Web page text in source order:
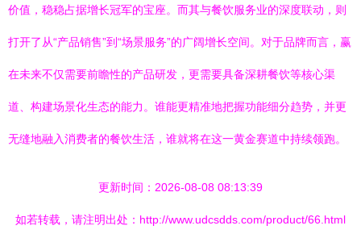
价值，稳稳占据增长冠军的宝座。而其与餐饮服务业的深度联动，则
打开了从“产品销售”到“场景服务”的广阔增长空间。对于品牌而言，赢
在未来不仅需要前瞻性的产品研发，更需要具备深耕餐饮等核心渠
道、构建场景化生态的能力。谁能更精准地把握功能细分趋势，并更
无缝地融入消费者的餐饮生活，谁就将在这一黄金赛道中持续领跑。
更新时间：2026-08-08 08:13:39
如若转载，请注明出处：http://www.udcsdds.com/product/66.html